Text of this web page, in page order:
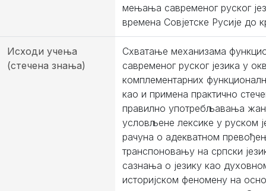
мењања савременог руског
времена Совјетске Русије до
Исходи учења
(стечена знања)
Схватање механизама
савременог руског језика у
комплементарних
као и примена практично
правилно употребљавања
условљене лексике у руском
рачуна о адекватном
транспоновању на српски
сазнања о језику као
историјском феномену на